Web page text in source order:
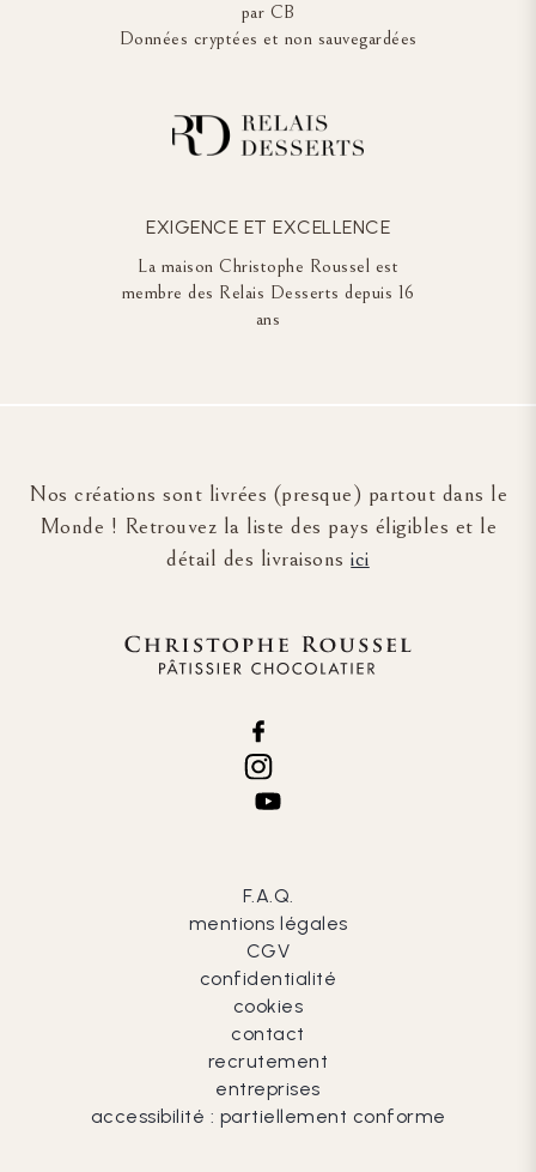
par CB
Données cryptées et non sauvegardées
EXIGENCE ET EXCELLENCE
La maison Christophe Roussel est
membre des Relais Desserts depuis 16
ans
Nos créations sont livrées (presque) partout dans le
Monde ! Retrouvez la liste des pays éligibles et le
détail des livraisonsici
F.A.Q.
mentions légales
CGV
confidentialité
cookies
contact
recrutement
entreprises
accessibilité : partiellement conforme